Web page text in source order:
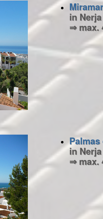
in
⇒ max.
in
⇒ max.